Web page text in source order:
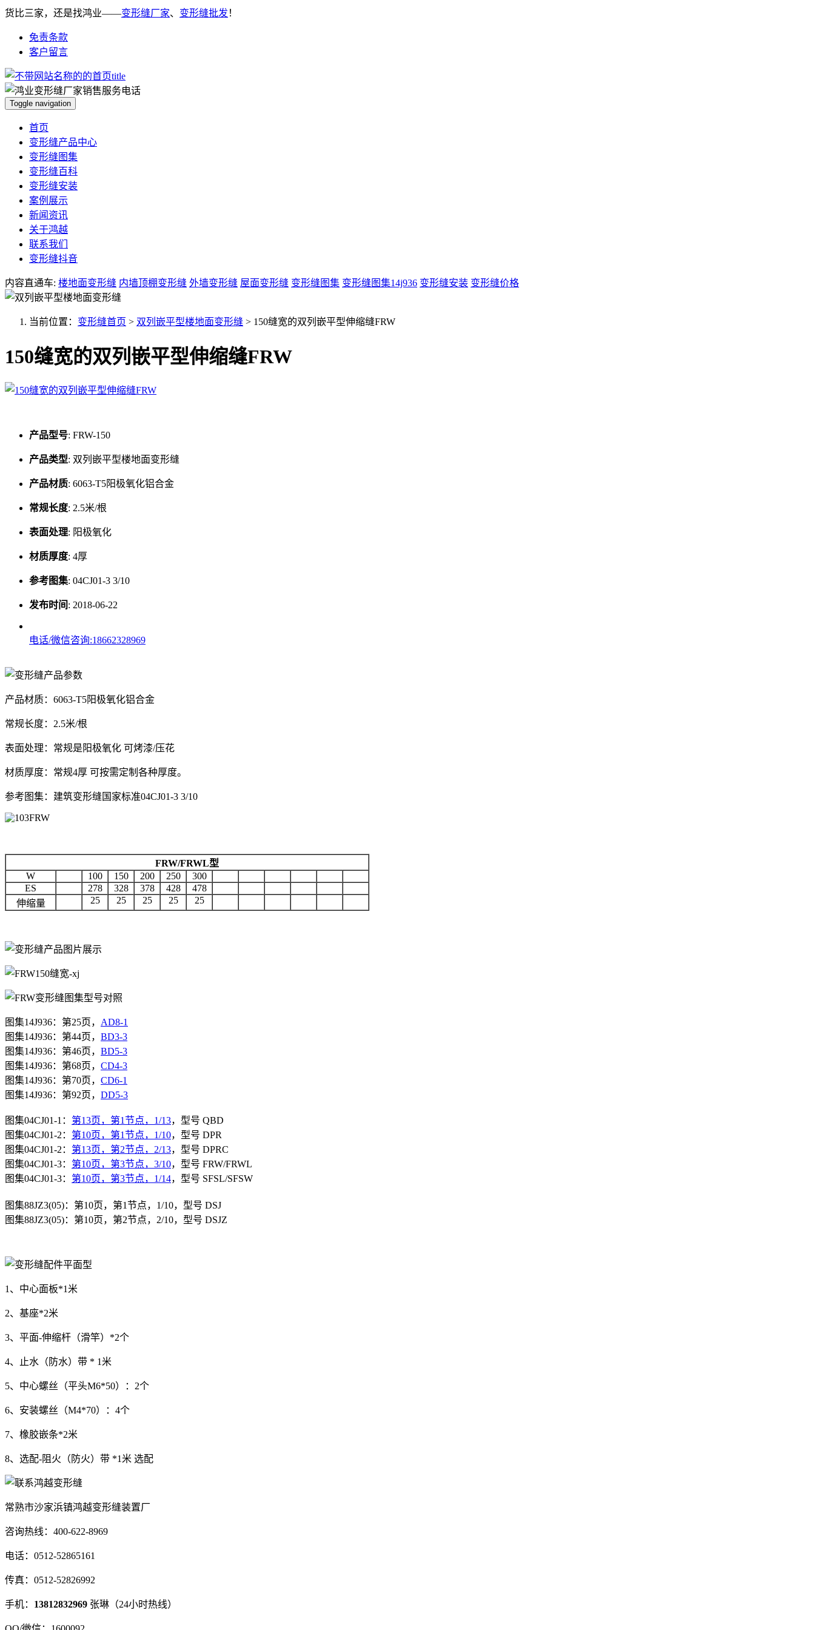
货比三家，还是找鸿业——变形缝厂家、 变形缝批发 ！
免责条款
客户留言
Toggle navigation
首页
变形缝产品中心
变形缝图集
变形缝百科
变形缝安装
案例展示
新闻资讯
关于鸿越
联系我们
变形缝抖音
内容直通车: 楼地面变形缝 内墙顶棚变形缝 外墙变形缝 屋面变形缝 变形缝图集 变形缝图集14j936 变形缝安装 变形缝价格
当前位置： 变形缝首页 > 双列嵌平型楼地面变形缝 > 150缝宽的双列嵌平型伸缩缝FRW
150缝宽的双列嵌平型伸缩缝FRW
产品型号: FRW-150
产品类型: 双列嵌平型楼地面变形缝
产品材质: 6063-T5阳极氧化铝合金
常规长度: 2.5米/根
表面处理: 阳极氧化
材质厚度: 4厚
参考图集: 04CJ01-3 3/10
发布时间 : 2018-06-22
电话/微信咨询:18662328969
产品材质：6063-T5阳极氧化铝合金
常规长度：2.5米/根
表面处理：常规是阳极氧化 可烤漆/压花
材质厚度：常规4厚 可按需定制各种厚度。
参考图集：建筑变形缝国家标准04CJ01-3 3/10
FRW/FRWL型
W
100 150 200 250
300
ES
278 328 378 428
478
伸缩量
25 25 25 25 25
图集14J936：第25页， AD8-1
图集14J936：第44页， BD3-3
图集14J936：第46页， BD5-3
图集14J936：第68页， CD4-3
图集14J936：第70页， CD6-1
图集14J936：第92页， DD5-3
图集04CJ01-1： 第13页，第1节点，1/13，型号 QBD
图集04CJ01-2： 第10页，第1节点，1/10，型号 DPR
图集04CJ01-2： 第13页，第2节点，2/13，型号 DPRC
图集04CJ01-3： 第10页，第3节点，3/10，型号 FRW/FRWL
图集04CJ01-3： 第10页，第3节点，1/14，型号 SFSL/SFSW
图集88JZ3(05)：第10页，第1节点，1/10，型号 DSJ
图集88JZ3(05)：第10页，第2节点，2/10，型号 DSJZ
1、中心面板*1米
2、基座*2米
3、平面-伸缩杆（滑竿）*2个
4、止水（防水）带 * 1米
5、中心螺丝（平头M6*50）：2个
6、安装螺丝（M4*70）：4个
7、橡胶嵌条*2米
8、选配-阻火（防火）带 *1米 选配
常熟市沙家浜镇鸿越变形缝装置厂
咨询热线：400-622-8969
电话：0512-52865161
传真：0512-52826992
手机： 13812832969 张琳（24小时热线）